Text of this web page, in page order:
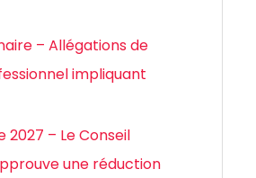
– Allégations de
impliquant
2027 – Le Conseil
une réduction